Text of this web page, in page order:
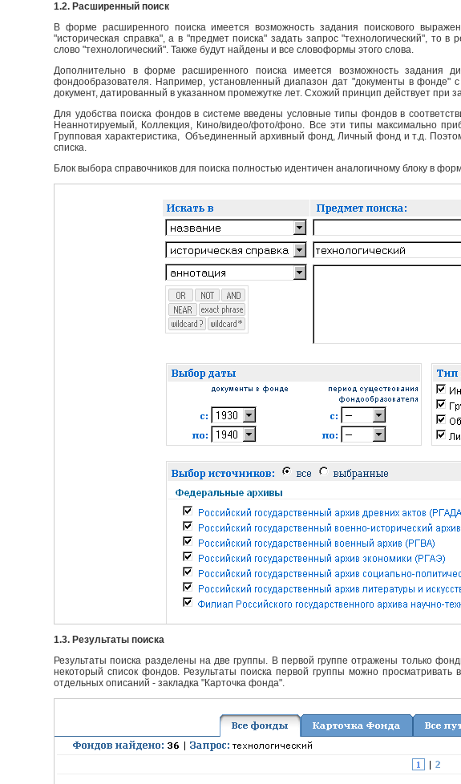
1.2. Расширенный поиск
В форме расширенного поиска имеется возможность задания поискового
"историческая справка", а в "предмет поиска" задать запрос "технологический", то
слово "технологический". Также будут найдены и все словоформы этого слова.
Дополнительно в форме расширенного поиска имеется возможность задания
фондообразователя. Например, установленный диапазон дат "документы в фонде"
документ, датированный в указанном промежутке лет. Схожий принцип действует
Для удобства поиска фондов в системе введены условные типы фондов в
Неаннотируемый, Коллекция, Кино/видео/фото/фоно. Все эти типы максимально
Групповая характеристика, Объединенный архивный фонд, Личный фонд и т.д.
списка.
Блок выбора справочников для поиска полностью идентичен аналогичному блоку в
1.3. Результаты поиска
Результаты поиска разделены на две группы. В первой группе отражены только
некоторый список фондов. Результаты поиска первой группы можно
отдельных описаний - закладка "Карточка фонда".